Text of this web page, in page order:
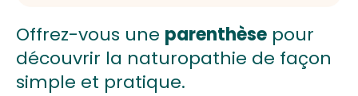
Offrez-vous une parenthèse pour
découvrir la naturopathie de façon
simple et pratique.